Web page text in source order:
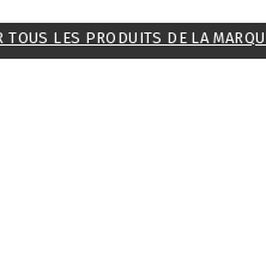
TOUS LES PRODUITS DE LA